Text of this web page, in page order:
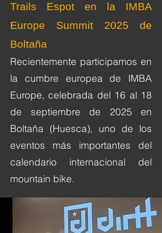
Trails Espot en la IMBA
Europe Summit 2025 de
Boltaña
Recientemente participamos en
la cumbre europea de IMBA
Europe, celebrada del 16 al 18
de septiembre de 2025 en
Boltaña (Huesca), uno de los
eventos más importantes del
calendario internacional del
mountain bike.